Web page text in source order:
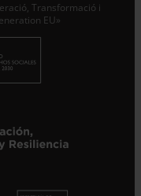
Transformació i
EU»